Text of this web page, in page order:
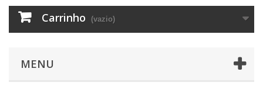
Carrinho (vazio)
MENU